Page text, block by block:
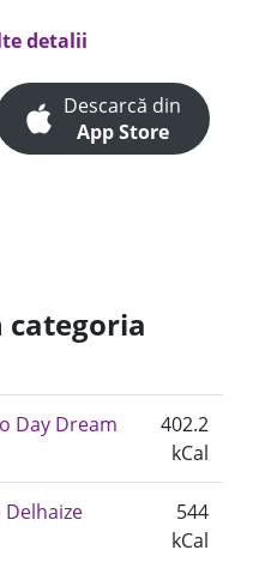
detalii
Descarcă din
App Store
Day Dream
402.2
kCal
544
kCal